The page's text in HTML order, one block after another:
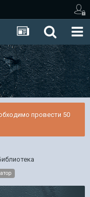
провести 50